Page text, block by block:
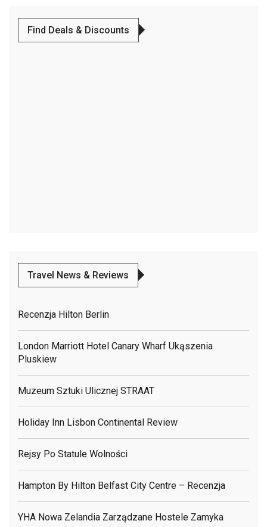
Find Deals & Discounts
Travel News & Reviews
Recenzja Hilton Berlin
London Marriott Hotel Canary Wharf Ukąszenia
Pluskiew
Muzeum Sztuki Ulicznej STRAAT
Holiday Inn Lisbon Continental Review
Rejsy Po Statule Wolności
Hampton By Hilton Belfast City Centre – Recenzja
YHA Nowa Zelandia Zarządzane Hostele Zamyka